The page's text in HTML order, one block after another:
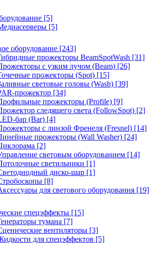
[5]
[5]
оборудование [243]
прожекторы BeamSpotWash [31]
с узким лучом (Beam) [26]
прожекторы (Spot) [15]
световые головы (Wash) [39]
прожектор [34]
прожекторы (Profile) [9]
следящего света (FollowSpot) [2]
бар (Bar) [4]
с линзой Френеля (Fresnel) [14]
прожекторы (Wall Washer) [24]
[2]
световым оборудованием [14]
светильники [1]
диско-шар [1]
[8]
для светового оборудования [19]
спецэффекты [15]
тумана [7]
вентиляторы [3]
для спецэффектов [5]